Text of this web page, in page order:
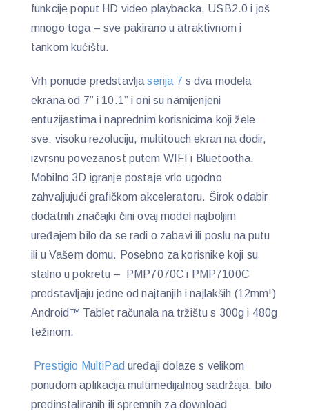
funkcije poput HD video playbacka, USB2.0 i još
mnogo toga – sve pakirano u atraktivnom i
tankom kućištu.
Vrh ponude predstavljaserija 7 s dva modela
ekrana od 7” i 10.1” i oni su namijenjeni
entuzijastima i naprednim korisnicima koji žele
sve: visoku rezoluciju, multitouch ekran na dodir,
izvrsnu povezanost putem WIFI i Bluetootha.
Mobilno 3D igranje postaje vrlo ugodno
zahvaljujući grafičkom akceleratoru. Širok odabir
dodatnih značajki čini ovaj model najboljim
uređajem bilo da se radi o zabavi ili poslu na putu
ili u Vašem domu. Posebno za korisnike koji su
stalno u pokretu – PMP7070C i PMP7100C
predstavljaju jedne od najtanjih i najlakših (12mm!)
Android™ Tablet računala na tržištu s 300g i 480g
težinom.
Prestigio MultiPad uređaji dolaze s velikom
ponudom aplikacija multimedijalnog sadržaja, bilo
predinstaliranih ili spremnih za download